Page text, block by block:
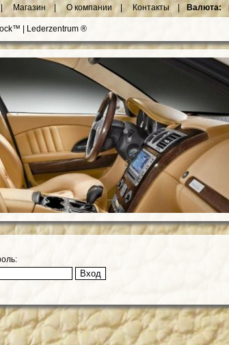
Магазин | О компании | Контакты | Валюта:
| Lederzentrum ®